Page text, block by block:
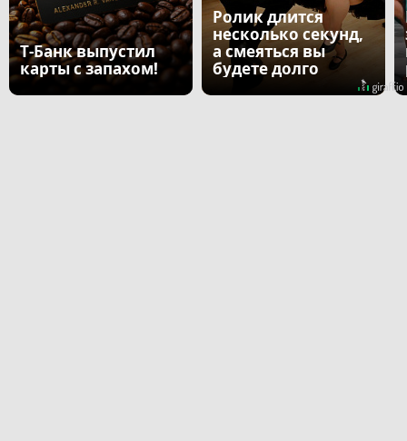
Т-Банк выпустил
карты с запахом!
Ролик длится
несколько секунд,
а смеяться вы
будете долго